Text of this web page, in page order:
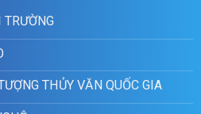
TRƯỜNG
THỦY VĂN QUỐC GIA